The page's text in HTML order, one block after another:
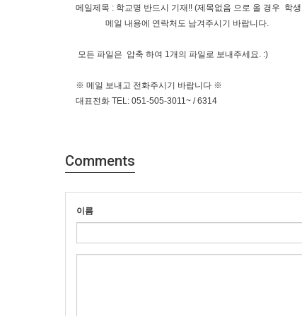
메일제목 : 학교명 반드시 기재!! (제목없음 으로 올 경우 학
메일 내용에 연락처도 남겨주시기 바랍니다.
모든 파일은 압축 하여 1개의 파일로 보내주세요. :)
※ 메일 보내고 전화주시기 바랍니다 ※
대표전화 TEL: 051-505-3011~ / 6314
Comments
이름